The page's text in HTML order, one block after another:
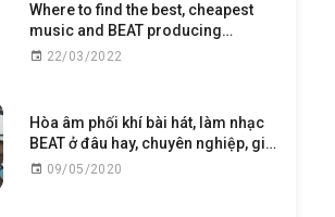
Where to find the best, cheapest
music and BEAT producing
service?
22/03/2022
Hòa âm phối khí bài hát, làm nhạc
BEAT ở đâu hay, chuyên nghiệp, giá
thấp nhất?
09/05/2020